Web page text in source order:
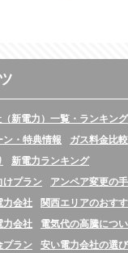
新電力）一覧・ランキング
ン・特典情報
ガス料金比較
新電力ランキング
けプラン
アンペア変更の
力会社
関西エリアのおす
力会社
電気代の高騰につ
プラン
安い電力会社の選